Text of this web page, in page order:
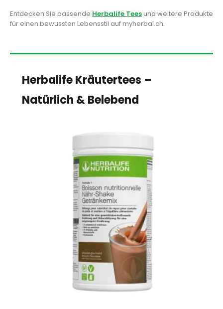
Entdecken Sie passende Herbalife Teesund weitere Produkte
für einen bewussten Lebensstil auf myherbal.ch.
Herbalife Kräutertees –
Natürlich & Belebend